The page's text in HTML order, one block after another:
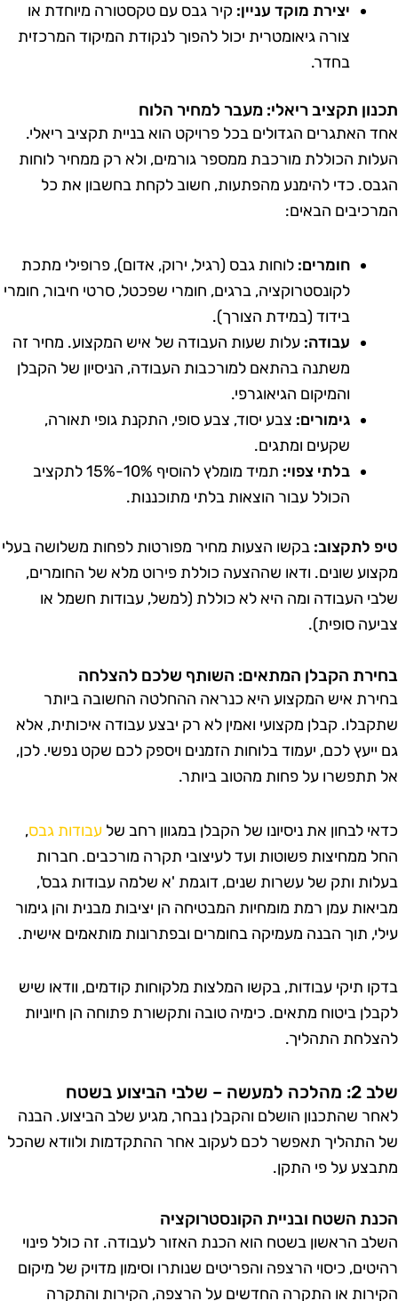
יצירת מוקד עניין:קיר גבס עם טקסטורה מיוחדת או
צורה גיאומטרית יכול להפוך לנקודת המיקוד המרכזית
בחדר.
תקציב ריאלי: מעבר למחיר הלוח
האתגרים הגדולים בכל פרויקט הוא בניית תקציב ריאלי.
הכוללת מורכבת ממספר גורמים, ולא רק ממחיר לוחות
כדי להימנע מהפתעות, חשוב לקחת בחשבון את כל
הבאים:
חומרים:לוחות גבס (רגיל, ירוק, אדום), פרופילי מתכת
לקונסטרוקציה, ברגים, חומרי שפכטל, סרטי חיבור, חומרי
בידוד (במידת הצורך).
עבודה:עלות שעות העבודה של איש המקצוע. מחיר זה
משתנה בהתאם למורכבות העבודה, הניסיון של הקבלן
והמיקום הגיאוגרפי.
גימורים:צבע יסוד, צבע סופי, התקנת גופי תאורה,
שקעים ומתגים.
בלתי צפוי:
תמיד מומלץ להוסיף 10%-15% לתקציב
הכולל עבור הוצאות בלתי מתוכננות.
לתקצוב:בקשו הצעות מחיר מפורטות לפחות משלושה בעלי
שונים. ודאו שההצעה כוללת פירוט מלא של החומרים,
העבודה ומה היא לא כוללת (למשל, עבודות חשמל או
סופית).
הקבלן המתאים: השותף שלכם להצלחה
איש המקצוע היא כנראה ההחלטה החשובה ביותר
קבלן מקצועי ואמין לא רק יבצע עבודה איכותית, אלא
ייעץ לכם, יעמוד בלוחות הזמנים ויספק לכם שקט נפשי. לכן,
תתפשרו על פחות מהטוב ביותר.
לבחון את ניסיונו של הקבלן במגוון רחב שלעבודות גבס,
ממחיצות פשוטות ועד לעיצובי תקרה מורכבים. חברות
ותק של עשרות שנים, דוגמת 'א שלמה עבודות גבס',
עמן רמת מומחיות המבטיחה הן יציבות מבנית והן גימור
תוך הבנה מעמיקה בחומרים ובפתרונות מותאמים אישית.
תיקי עבודות, בקשו המלצות מלקוחות קודמים, וודאו שיש
ביטוח מתאים. כימיה טובה ותקשורת פתוחה הן חיוניות
התהליך.
למעשה – שלבי הביצוע בשטח
שהתכנון הושלם והקבלן נבחר, מגיע שלב הביצוע. הבנה
התהליך תאפשר לכם לעקוב אחר ההתקדמות ולוודא שהכל
על פי התקן.
השטח ובניית הקונסטרוקציה
הראשון בשטח הוא הכנת האזור לעבודה. זה כולל פינוי
כיסוי הרצפה והפריטים שנותרו וסימון מדויק של מיקום
או התקרה החדשים על הרצפה, הקירות והתקרה